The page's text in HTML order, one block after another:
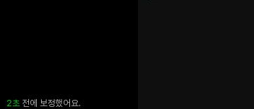
2초 전에 보정했어요.